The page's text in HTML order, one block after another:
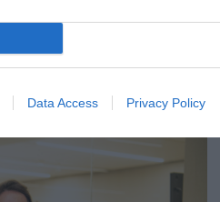
Data Access Privacy Policy
también incluye
a un